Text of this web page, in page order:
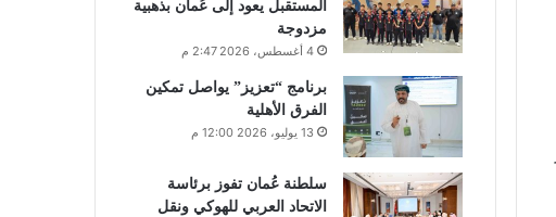
المستقبل يعود إلى عُمان بذهبية
مزدوجة
4 أغسطس، 2026 2:47 م
برنامج “تعزيز” يواصل تمكين
الفرق الأهلية
13 يوليو، 2026 12:00 م
سلطنة عُمان تفوز برئاسة
الاتحاد العربي للهوكي ونقل